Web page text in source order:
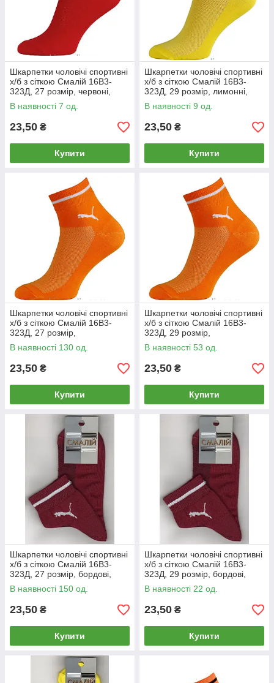
Шкарпетки чоловічі спортивні
х/б з сіткою Смалій 16В3-
323Д, 27 розмір, червоні,
04944
В наявності 7 од.
23,50 ₴
Купити
Шкарпетки чоловічі спортивні
х/б з сіткою Смалій 16В3-
323Д, 29 розмір, лимонні,
04948
В наявності 9 од.
23,50 ₴
Купити
Шкарпетки чоловічі спортивні
х/б з сіткою Смалій 16В3-
323Д, 27 розмір,
помаранчеві, 04950
В наявності 130 од.
23,50 ₴
Купити
Шкарпетки чоловічі спортивні
х/б з сіткою Смалій 16В3-
323Д, 29 розмір,
помаранчеві, 04951
В наявності 53 од.
23,50 ₴
Купити
Шкарпетки чоловічі спортивні
х/б з сіткою Смалій 16В3-
323Д, 27 розмір, бордові,
04938
В наявності 150 од.
23,50 ₴
Купити
Шкарпетки чоловічі спортивні
х/б з сіткою Смалій 16В3-
323Д, 29 розмір, бордові,
04939
В наявності 22 од.
23,50 ₴
Купити